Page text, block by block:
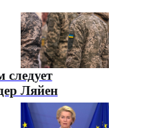
следует
Ляйен